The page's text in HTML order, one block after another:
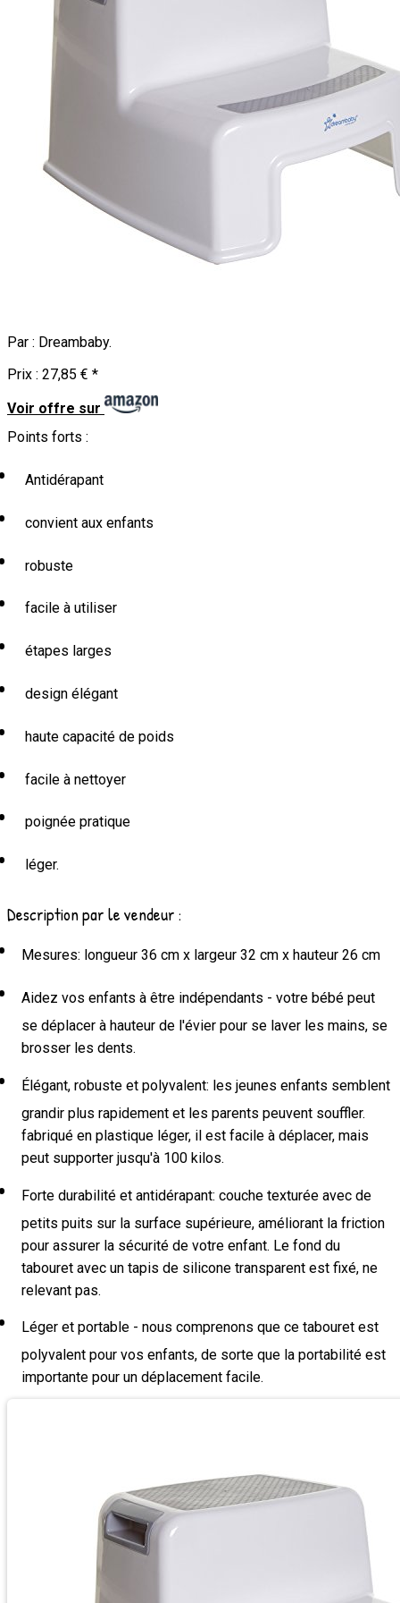
Par : Dreambaby.
Prix : 27,85 € *
Voir offre sur
Points forts :
Antidérapant
convient aux enfants
robuste
facile à utiliser
étapes larges
design élégant
haute capacité de poids
facile à nettoyer
poignée pratique
léger.
Description par le vendeur :
Mesures: longueur 36 cm x largeur 32 cm x hauteur 26 cm
Aidez vos enfants à être indépendants - votre bébé peut
se déplacer à hauteur de l'évier pour se laver les mains, se
brosser les dents.
Élégant, robuste et polyvalent: les jeunes enfants semblent
grandir plus rapidement et les parents peuvent souffler.
fabriqué en plastique léger, il est facile à déplacer, mais
peut supporter jusqu'à 100 kilos.
Forte durabilité et antidérapant: couche texturée avec de
petits puits sur la surface supérieure, améliorant la friction
pour assurer la sécurité de votre enfant. Le fond du
tabouret avec un tapis de silicone transparent est fixé, ne
relevant pas.
Léger et portable - nous comprenons que ce tabouret est
polyvalent pour vos enfants, de sorte que la portabilité est
importante pour un déplacement facile.